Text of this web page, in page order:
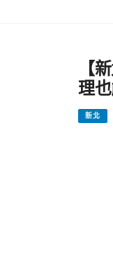
【
理
新北